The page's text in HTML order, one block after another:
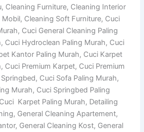
Cleaning Furniture, Cleaning Interior
Cleaning Soft Furniture, Cuci
Cuci General Cleaning Paling
Cuci Hydroclean Paling Murah, Cuci
Kantor Paling Murah, Cuci Karpet
Cuci Premium Karpet, Cuci Premium
Cuci Sofa Paling Murah,
Murah, Cuci Springbed Paling
Karpet Paling Murah, Detailing
General Cleaning Apartement,
General Cleaning Kost, General